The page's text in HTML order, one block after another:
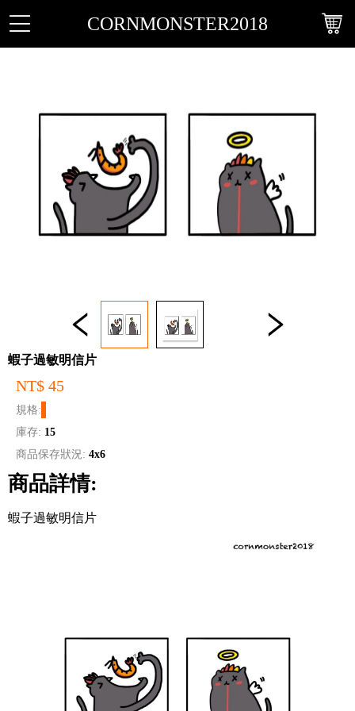
CORNMONSTER2018
蝦子過敏明信片
NT$ 45
規格:
庫存: 15
商品保存狀況: 4x6
商品詳情:
蝦子過敏明信片